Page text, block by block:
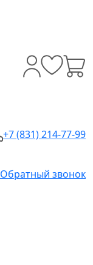
+7 (831) 214-77-99
Обратный звонок